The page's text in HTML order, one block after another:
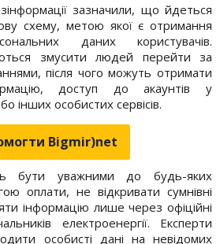
зазначили, що йдеться
схему, метою якої є отримання
даних користувачів.
змусити людей перейти за
після чого можуть отримати
доступ до акаунтів у
інших особистих сервісів.
Bigmir)net
бути уважними до будь-яких
оплати, не відкривати сумнівні
інформацію лише через офіційні
електроенергії. Експерти
особисті дані на невідомих